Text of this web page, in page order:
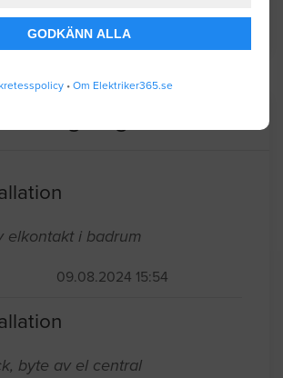
GODKÄNN ALLA
• Om Elektriker365.se
FÖR ÖVERTORNEÅ
elkontakt i badrum
09.08.2024 15:54
byte av el central